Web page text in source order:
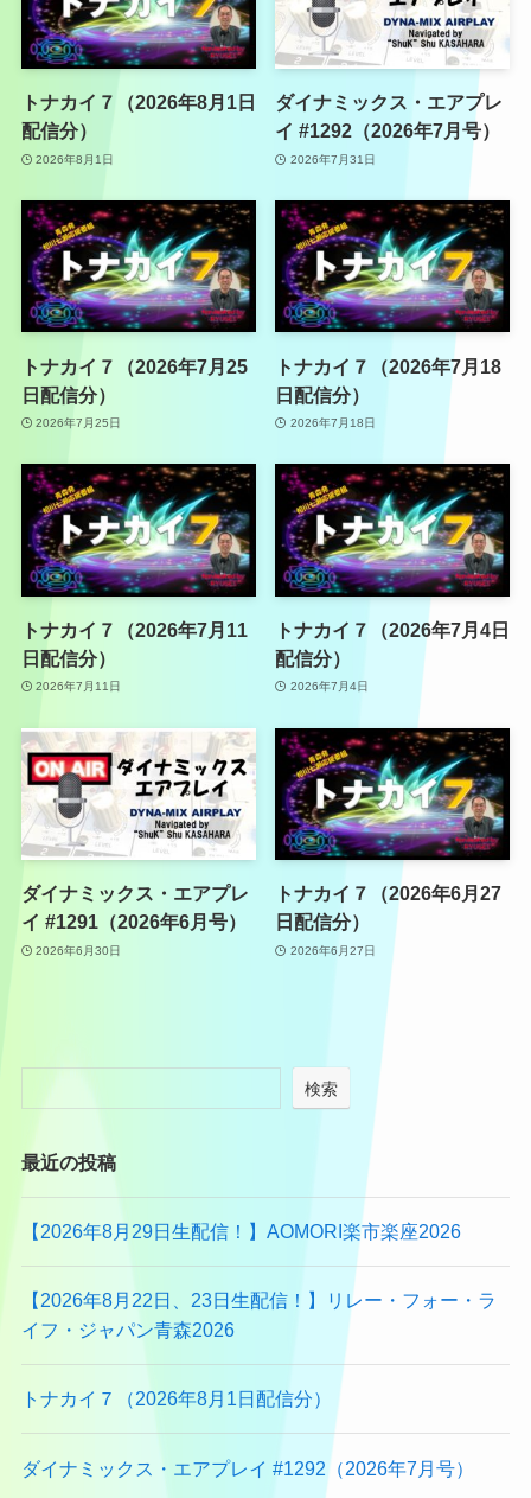
トナカイ７（2026年8月1日
配信分）
2026年8月1日
ダイナミックス・エアプレ
イ #1292（2026年7月号）
2026年7月31日
トナカイ７（2026年7月25
日配信分）
2026年7月25日
トナカイ７（2026年7月18
日配信分）
2026年7月18日
トナカイ７（2026年7月11
日配信分）
2026年7月11日
トナカイ７（2026年7月4日
配信分）
2026年7月4日
ダイナミックス・エアプレ
イ #1291（2026年6月号）
2026年6月30日
トナカイ７（2026年6月27
日配信分）
2026年6月27日
検索
最近の投稿
【2026年8月29日生配信！】AOMORI楽市楽座2026
【2026年8月22日、23日生配信！】リレー・フォー・ラ
イフ・ジャパン青森2026
トナカイ７（2026年8月1日配信分）
ダイナミックス・エアプレイ #1292（2026年7月号）